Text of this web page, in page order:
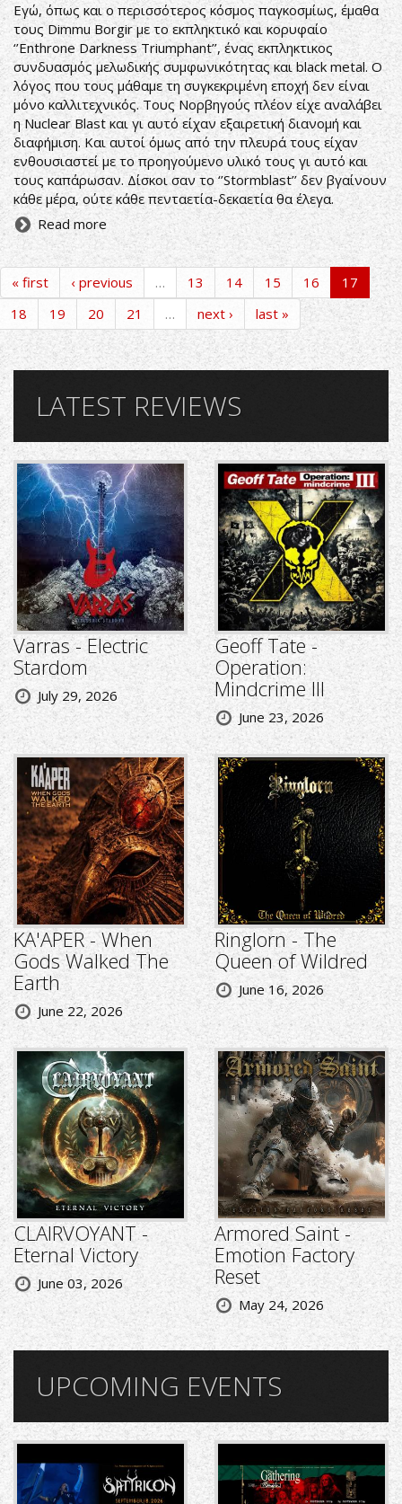
Εγώ, όπως και ο περισσότερος κόσμος παγκοσμίως, έμαθα
τους Dimmu Borgir με το εκπληκτικό και κορυφαίο
‘’Enthrone Darkness Triumphant’’, ένας εκπληκτικος
συνδυασμός μελωδικής συμφωνικότητας και black metal. Ο
λόγος που τους μάθαμε τη συγκεκριμένη εποχή δεν είναι
μόνο καλλιτεχνικός. Τους Νορβηγούς πλέον είχε αναλάβει
η Nuclear Blast και γι αυτό είχαν εξαιρετική διανομή και
διαφήμιση. Και αυτοί όμως από την πλευρά τους είχαν
ενθουσιαστεί με το προηγούμενο υλικό τους γι αυτό και
τους καπάρωσαν. Δίσκοι σαν το ‘’Stormblast’’ δεν βγαίνουν
κάθε μέρα, ούτε κάθε πενταετία-δεκαετία θα έλεγα.
Read more
« first ‹ previous … 13 14 15 16
17
18
19 20 21 … next › last »
LATEST REVIEWS
Varras - Electric
Stardom
July 29, 2026
Geoff Tate -
Operation:
Mindcrime III
June 23, 2026
KA'APER - When
Gods Walked The
Earth
June 22, 2026
Ringlorn - The
Queen of Wildred
June 16, 2026
CLAIRVOYANT -
Eternal Victory
June 03, 2026
Armored Saint -
Emotion Factory
Reset
May 24, 2026
UPCOMING EVENTS